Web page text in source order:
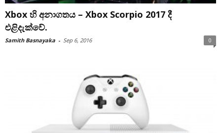
Xbox හි අනාගතය – Xbox Scorpio 2017 දී
එළිදැක්වේ.
Samith Basnayaka - Sep 6, 2016 0